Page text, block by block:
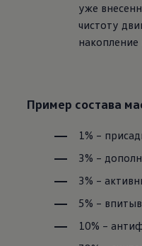
уже
чистоту
Пример состава
1% –
3% –
3% –
5% –
10% –